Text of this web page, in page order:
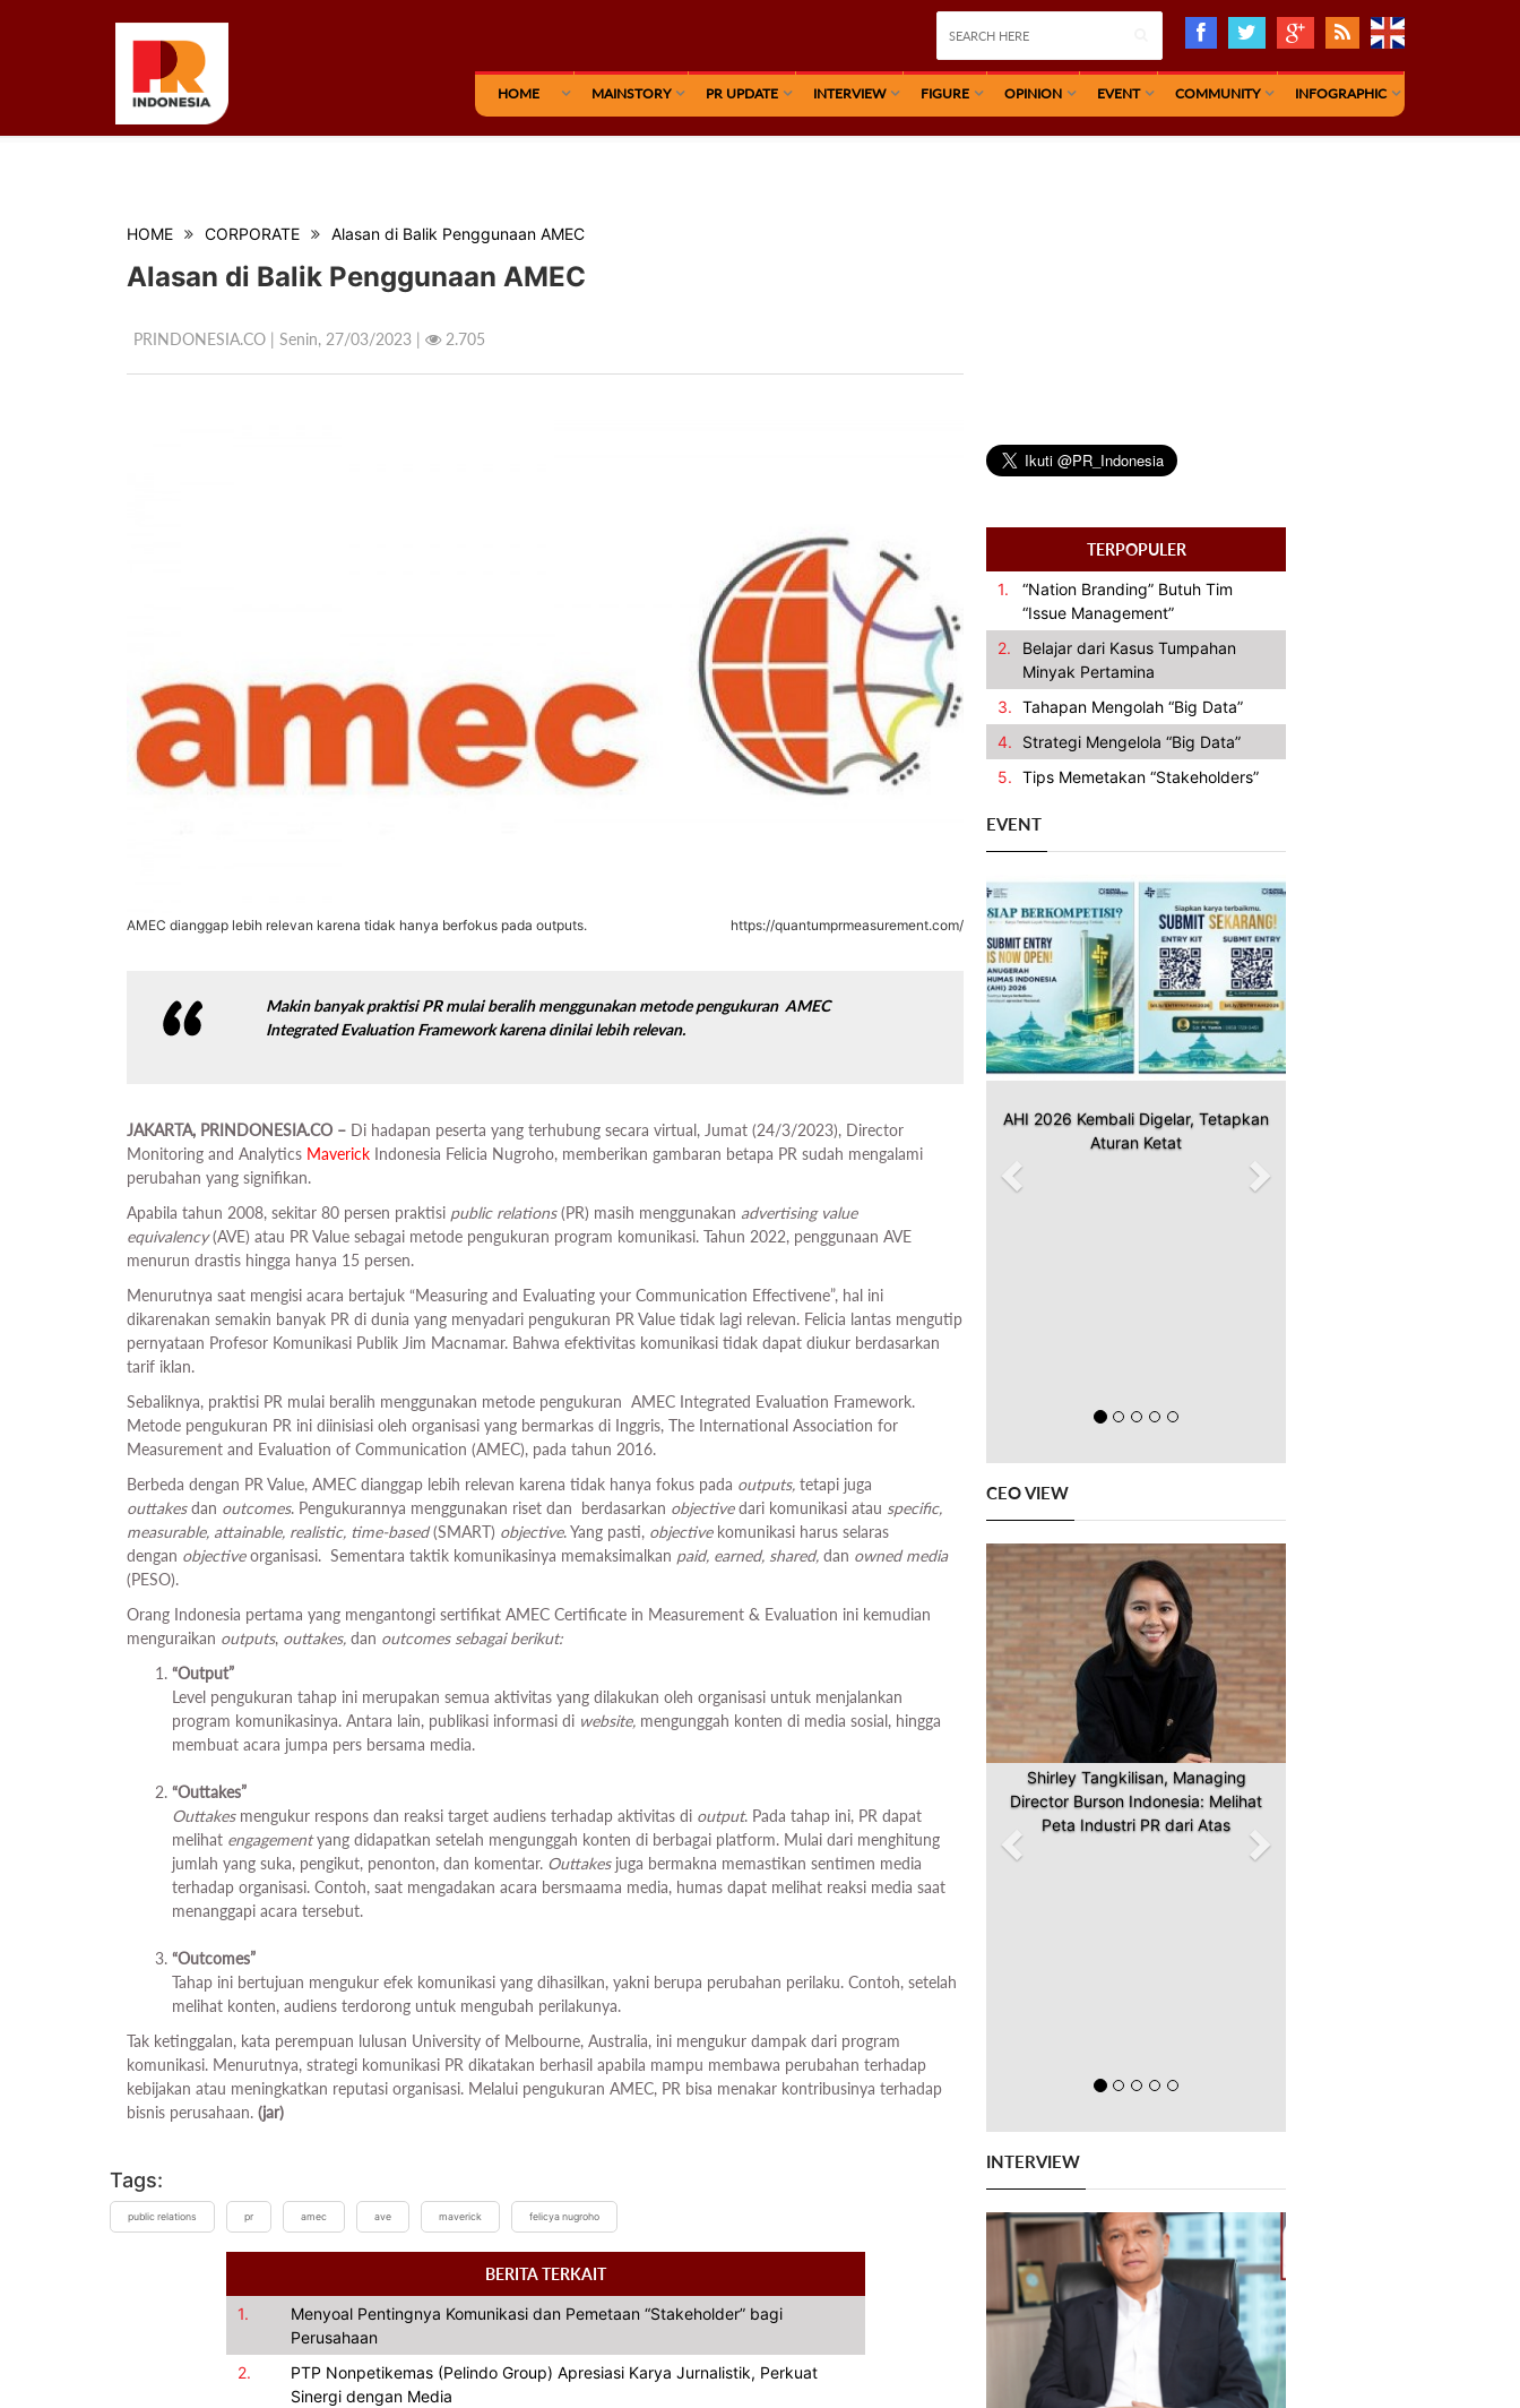
HOME MAINSTORY PR UPDATE INTERVIEW FIGURE OPINION EVENT COMMUNITY INFOGRAPHIC
HOME CORPORATE Alasan di Balik Penggunaan AMEC
Alasan di Balik Penggunaan AMEC
PRINDONESIA.CO | Senin, 27/03/2023 | 2.705
AMEC dianggap lebih relevan karena tidak hanya berfokus pada outputs. https://quantumprmeasurement.com/
Makin banyakpraktisi PR mulai beralih menggunakan metode pengukuran AMEC
Integrated Evaluation Framework karena dinilai lebih relevan.
JAKARTA, PRINDONESIA.CO – Di hadapan peserta yang terhubung secara virtual, Jumat (24/3/2023), Director
Monitoring and Analytics Maverick Indonesia Felicia Nugroho, memberikan gambaran betapa PR sudah mengalami
perubahan yang signifikan.
Apabila tahun 2008, sekitar 80 persen praktisi public relations(PR) masih menggunakan advertising value
equivalency(AVE) atau PR Value sebagai metode pengukuran program komunikasi. Tahun 2022, penggunaan AVE
menurun drastis hingga hanya 15 persen.
Menurutnya saat mengisi acara bertajuk “Measuring and Evaluating your Communication Effectivene”, hal ini
dikarenakan semakin banyak PR di dunia yang menyadari pengukuran PR Value tidak lagi relevan. Felicia lantas mengutip
pernyataan Profesor Komunikasi Publik Jim Macnamar. Bahwa efektivitas komunikasi tidak dapat diukur berdasarkan
tarif iklan.
Sebaliknya, praktisi PR mulai beralih menggunakan metode pengukuran AMEC Integrated Evaluation Framework.
Metode pengukuran PR ini diinisiasi oleh organisasi yang bermarkas di Inggris, The International Association for
Measurement and Evaluation of Communication (AMEC), pada tahun 2016.
Berbeda dengan PR Value, AMEC dianggap lebih relevan karena tidak hanya fokus pada outputs, tetapi juga
outtakesdan outcomes. Pengukurannya menggunakan riset dan berdasarkan objectivedari komunikasi atau specific,
measurable, attainable, realistic, time-based(SMART) objective. Yang pasti, objectivekomunikasi harus selaras
dengan objectiveorganisasi. Sementara taktik komunikasinya memaksimalkan paid, earned, shared, dan owned media
(PESO).
Orang Indonesia pertama yang mengantongi sertifikat AMEC Certificate in Measurement & Evaluation ini kemudian
menguraikan outputs, outtakes, dan outcomes sebagai berikut:
“Output”
Level pengukuran tahap ini merupakan semua aktivitas yang dilakukan oleh organisasi untuk menjalankan
program komunikasinya. Antara lain, publikasi informasi di website, mengunggah konten di media sosial, hingga
membuat acara jumpa pers bersama media.
“Outtakes”
Outtakes mengukur respons dan reaksi target audiens terhadap aktivitas di output. Pada tahap ini, PR dapat
melihat engagementyang didapatkan setelah mengunggah konten di berbagai platform. Mulai dari menghitung
jumlah yang suka, pengikut, penonton, dan komentar. Outtakesjuga bermakna memastikan sentimen media
terhadap organisasi. Contoh, saat mengadakan acara bersmaama media, humas dapat melihat reaksi media saat
menanggapi acara tersebut.
“Outcomes”
Tahap ini bertujuan mengukur efek komunikasi yang dihasilkan, yakni berupa perubahan perilaku. Contoh, setelah
melihat konten, audiens terdorong untuk mengubah perilakunya.
Tak ketinggalan, kata perempuan lulusan University of Melbourne, Australia, ini mengukur dampak dari program
komunikasi. Menurutnya, strategi komunikasi PR dikatakan berhasil apabila mampu membawa perubahan terhadap
kebijakan atau meningkatkan reputasi organisasi. Melalui pengukuran AMEC, PR bisa menakar kontribusinya terhadap
bisnis perusahaan. (jar)
Tags:
public relations pr amec ave maverick felicya nugroho
BERITA TERKAIT
1.
Menyoal Pentingnya Komunikasi dan Pemetaan “Stakeholder” bagi
Perusahaan
2.
PTP Nonpetikemas (Pelindo Group) Apresiasi Karya Jurnalistik, Perkuat
Sinergi dengan Media
TERPOPULER
1.
“Nation Branding” Butuh Tim
“Issue Management”
2.
Belajar dari Kasus Tumpahan
Minyak Pertamina
3. Tahapan Mengolah “Big Data”
4.
Strategi Mengelola “Big Data”
5. Tips Memetakan “Stakeholders”
EVENT
AHI 2026 Kembali Digelar, Tetapkan
Aturan Ketat
Previous Next
CEO VIEW
Shirley Tangkilisan, Managing
Director Burson Indonesia: Melihat
Peta Industri PR dari Atas
Previous Next
INTERVIEW
Previous Next